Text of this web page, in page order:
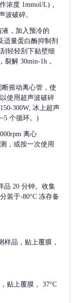
浓度 1mmol/L)，
波破碎。
，加入预冷的
适量蛋白酶抑制剂
轻轻刮下贴壁细
解 30min-1h，
摇动离心管，使
使用超声波破碎
300W, 冰上超声
个循环。)
离心
，或按一次使用
品 20 分钟。收集
装于-80°C 冻存备
样品，贴上覆膜，
贴上覆膜， 37°C